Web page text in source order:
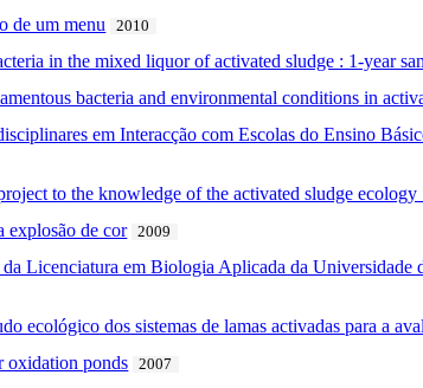
de um menu 2010
in the mixed liquor of activated sludge : 1-year
bacteria and environmental conditions in
em Interacção com Escolas do Ensino
to the knowledge of the activated sludge ecology
explosão de cor 2009
Licenciatura em Biologia Aplicada da
ecológico dos sistemas de lamas activadas para a
oxidation ponds 2007